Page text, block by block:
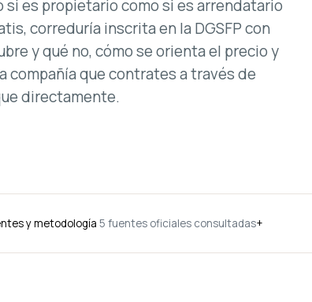
es propietario como si es arrendatario
correduría inscrita en la DGSFP con
y qué no, cómo se orienta el precio y
que contrates a través de
directamente.
y metodología 5 fuentes oficiales consultadas+